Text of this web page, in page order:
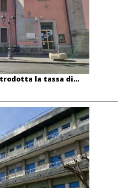
la tassa di...